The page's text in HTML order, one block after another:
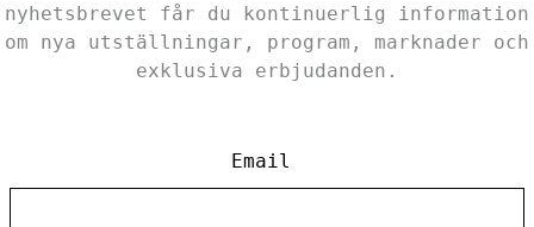
nyhetsbrevet får du kontinuerlig information
om nya utställningar, program, marknader och
exklusiva erbjudanden.
Email